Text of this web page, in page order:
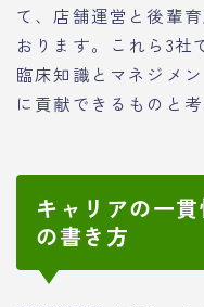
て、店舗運営と後輩
おります。これら3社
臨床知識とマネジメ
に貢献できるものと考
キャリアの一貫
の書き方